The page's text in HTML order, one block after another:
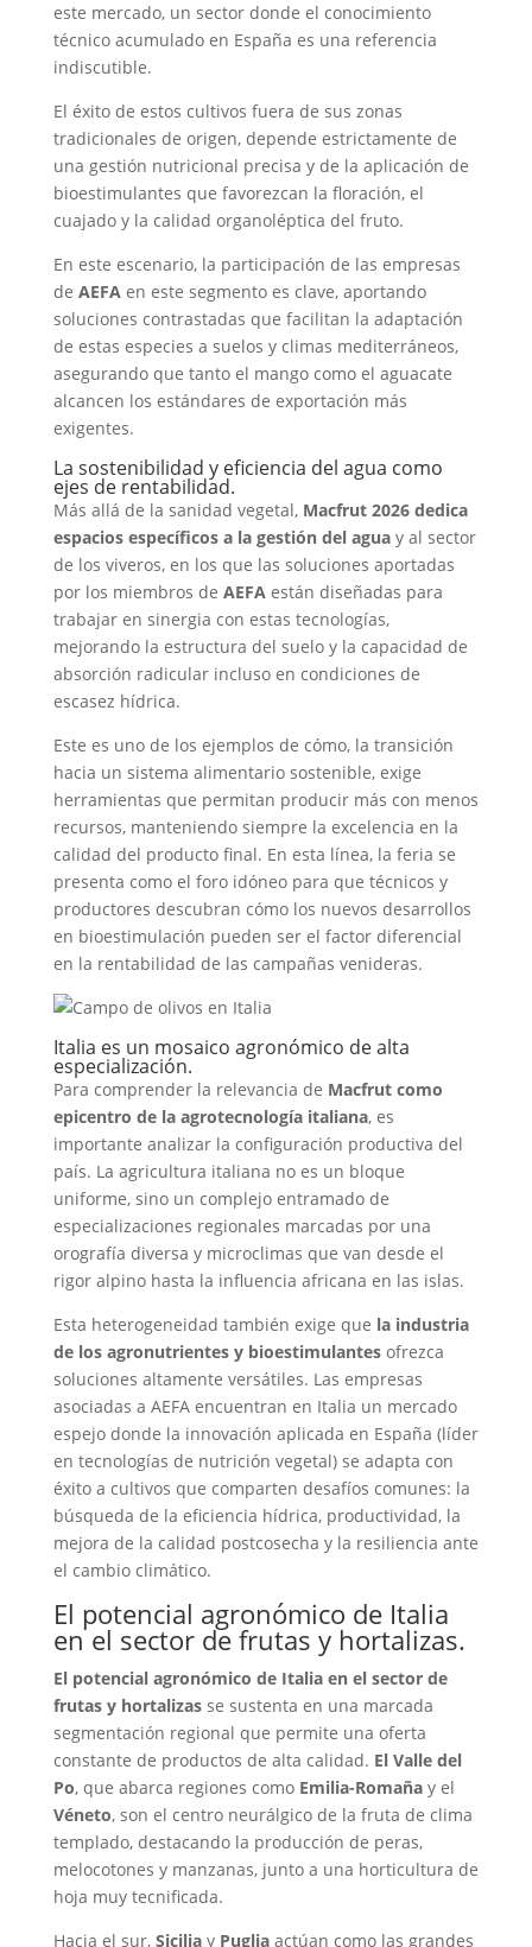
este mercado, un sector donde el conocimiento
técnico acumulado en España es una referencia
indiscutible.
El éxito de estos cultivos fuera de sus zonas
tradicionales de origen, depende estrictamente de
una gestión nutricional precisa y de la aplicación de
bioestimulantes que favorezcan la floración, el
cuajado y la calidad organoléptica del fruto.
En este escenario, la participación de las empresas
de AEFAen este segmento es clave, aportando
soluciones contrastadas que facilitan la adaptación
de estas especies a suelos y climas mediterráneos,
asegurando que tanto el mango como el aguacate
alcancen los estándares de exportación más
exigentes.
La sostenibilidad y eficiencia del agua como
ejes de rentabilidad.
Más allá de la sanidad vegetal, Macfrut 2026 dedica
espacios específicos a la gestión del aguay al sector
de los viveros, en los que las soluciones aportadas
por los miembros de AEFAestán diseñadas para
trabajar en sinergia con estas tecnologías,
mejorando la estructura del suelo y la capacidad de
absorción radicular incluso en condiciones de
escasez hídrica.
Este es uno de los ejemplos de cómo, la transición
hacia un sistema alimentario sostenible, exige
herramientas que permitan producir más con menos
recursos, manteniendo siempre la excelencia en la
calidad del producto final. En esta línea, la feria se
presenta como el foro idóneo para que técnicos y
productores descubran cómo los nuevos desarrollos
en bioestimulación pueden ser el factor diferencial
en la rentabilidad de las campañas venideras.
Italia es un mosaico agronómico de alta
especialización.
Para comprender la relevancia de Macfrut como
epicentro de la agrotecnología italiana, es
importante analizar la configuración productiva del
país. La agricultura italiana no es un bloque
uniforme, sino un complejo entramado de
especializaciones regionales marcadas por una
orografía diversa y microclimas que van desde el
rigor alpino hasta la influencia africana en las islas.
Esta heterogeneidad también exige que la industria
de los agronutrientes y bioestimulantesofrezca
soluciones altamente versátiles. Las empresas
asociadas a AEFA encuentran en Italia un mercado
espejo donde la innovación aplicada en España (líder
en tecnologías de nutrición vegetal) se adapta con
éxito a cultivos que comparten desafíos comunes: la
búsqueda de la eficiencia hídrica, productividad, la
mejora de la calidad postcosecha y la resiliencia ante
el cambio climático.
El potencial agronómico de Italia
en el sector de frutas y hortalizas.
El potencial agronómico de Italia en el sector de
frutas y hortalizasse sustenta en una marcada
segmentación regional que permite una oferta
constante de productos de alta calidad. El Valle del
Po, que abarca regiones como Emilia-Romañay el
Véneto, son el centro neurálgico de la fruta de clima
templado, destacando la producción de peras,
melocotones y manzanas, junto a una horticultura de
hoja muy tecnificada.
Hacia el sur, Siciliay Pugliaactúan como las grandes